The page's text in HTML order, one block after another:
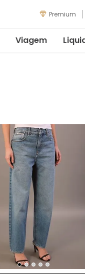
Premium
Viagem